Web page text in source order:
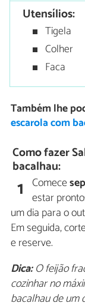
Utensílios:
Tigela
Colher
Faca
Também lhe
escarola com
Como fazer
bacalhau:
1 Comece
estar
um dia para o
Em seguida,
e reserve.
Dica:O feijão
cozinhar no
bacalhau de um